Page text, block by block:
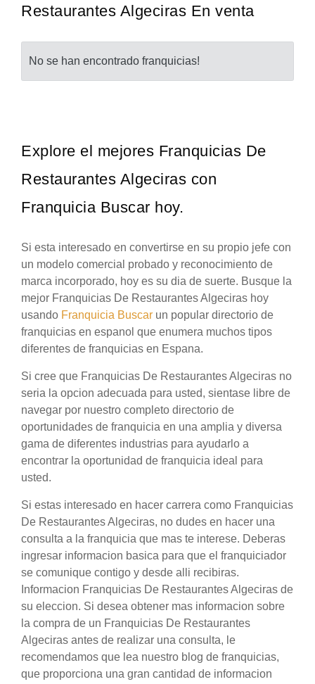
Restaurantes Algeciras En venta
No se han encontrado franquicias!
Explore el mejores Franquicias De
Restaurantes Algeciras con
Franquicia Buscar hoy.
Si esta interesado en convertirse en su propio jefe con
un modelo comercial probado y reconocimiento de
marca incorporado, hoy es su dia de suerte. Busque la
mejor Franquicias De Restaurantes Algeciras hoy
usando Franquicia Buscar un popular directorio de
franquicias en espanol que enumera muchos tipos
diferentes de franquicias en Espana.
Si cree que Franquicias De Restaurantes Algeciras no
seria la opcion adecuada para usted, sientase libre de
navegar por nuestro completo directorio de
oportunidades de franquicia en una amplia y diversa
gama de diferentes industrias para ayudarlo a
encontrar la oportunidad de franquicia ideal para
usted.
Si estas interesado en hacer carrera como Franquicias
De Restaurantes Algeciras, no dudes en hacer una
consulta a la franquicia que mas te interese. Deberas
ingresar informacion basica para que el franquiciador
se comunique contigo y desde alli recibiras.
Informacion Franquicias De Restaurantes Algeciras de
su eleccion. Si desea obtener mas informacion sobre
la compra de un Franquicias De Restaurantes
Algeciras antes de realizar una consulta, le
recomendamos que lea nuestro blog de franquicias,
que proporciona una gran cantidad de informacion